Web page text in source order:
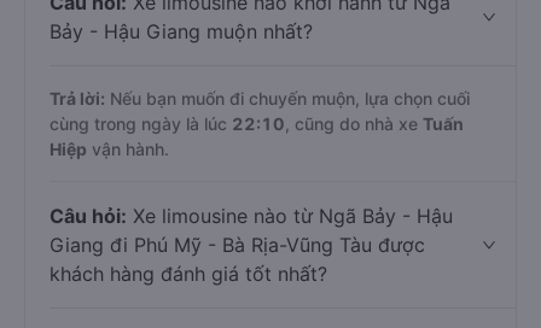
Bảy - Hậu Giang muộn nhất?
Trả lời: Nếu bạn muốn đi chuyến muộn, lựa chọn cuối
cùng trong ngày là lúc 22:10 , cũng do nhà xe Tuấn
Hiệp vận hành.
Câu hỏi: Xe limousine nào từ Ngã Bảy - Hậu
Giang đi Phú Mỹ - Bà Rịa-Vũng Tàu được
khách hàng đánh giá tốt nhất?